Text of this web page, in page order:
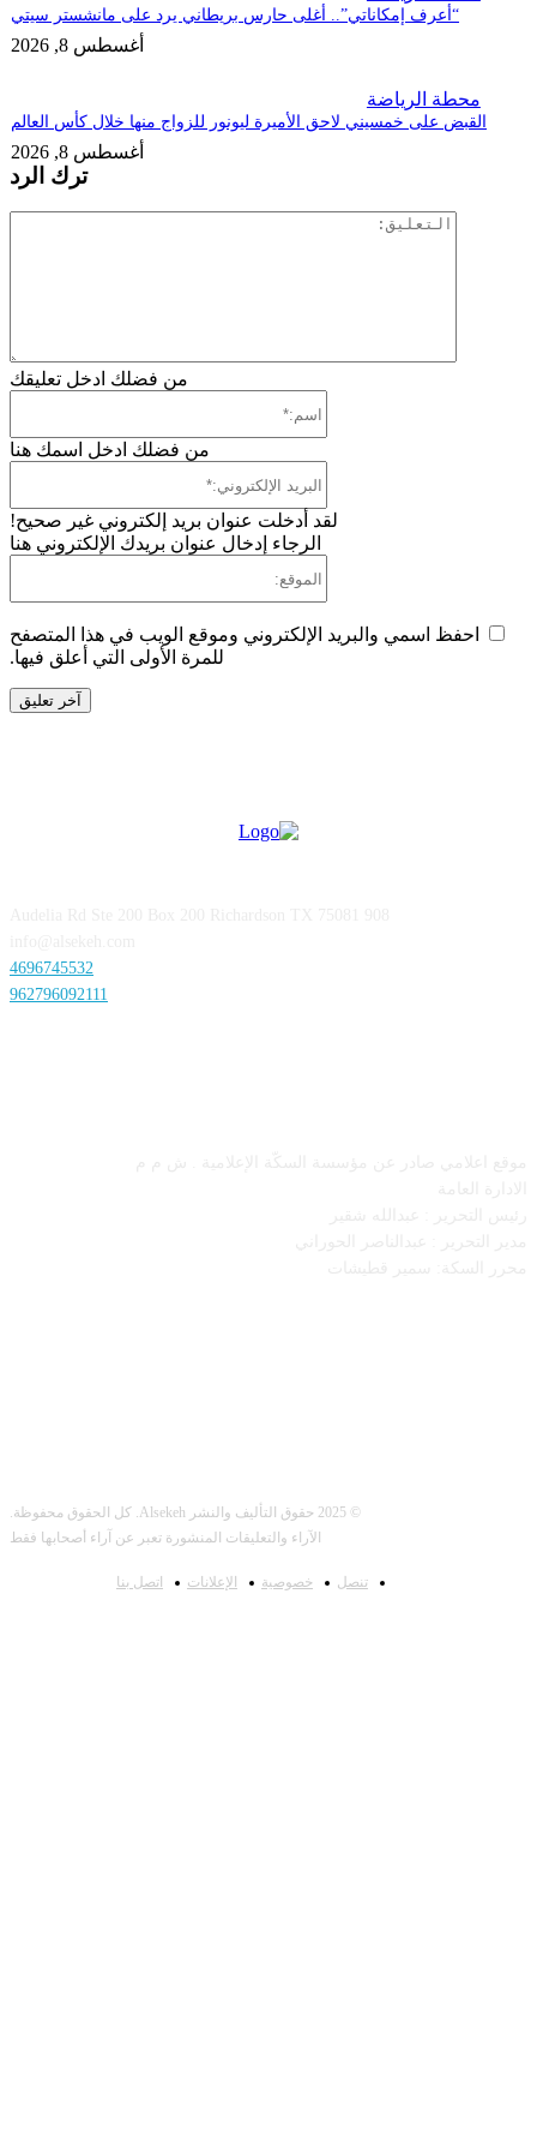
“أعرف إمكاناتي”.. أغلى حارس بريطاني يرد على مانشستر سيتي
أغسطس 8, 2026
الرياضة
على خمسيني لاحق الأميرة ليونور للزواج منها خلال كأس العالم
أغسطس 8, 2026
ترك الرد
من فضلك ادخل تعليقك
من فضلك ادخل اسمك هنا
لقد أدخلت عنوان بريد إلكتروني غير صحيح!
الرجاء إدخال عنوان بريدك الإلكتروني هنا
اسمي والبريد الإلكتروني وموقع الويب في هذا المتصفح
للمرة الأولى التي أعلق فيها.
4696745532
962796092111
الآراء والتعليقات المنشورة تعبر عن آراء أصحابها فقط
خصوصية الإعلانات اتصل بنا